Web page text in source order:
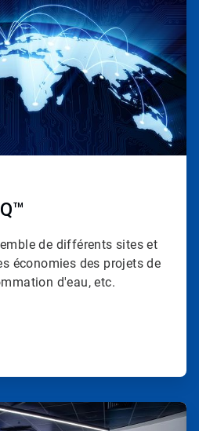
de différents sites et
économies des projets de
d'eau, etc.